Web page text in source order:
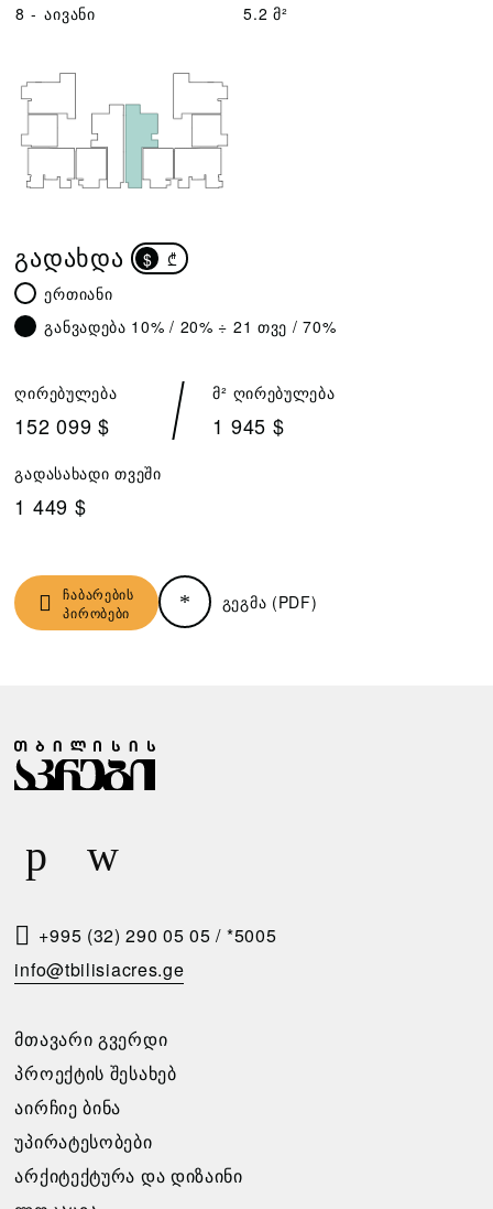
8 - აივანი 5.2 მ²
ᲒᲐᲓᲐᲮᲓᲐ $
₾
ერთიანი
განვადება 10% / 20% ÷ 21 თვე / 70%
ღირებულება
152 099 $
მ² ღირებულება
1 945 $
გადასახადი თვეში
1 449 $
ჩაბარების
პირობები
გეგმა (PDF)
Ჩ
Ა
Ა
Რ
Ბ
Ი
Პ
Ი
Რ
Ო
Ბ
Ზ
Ა
Ი
Ს
Ო
Თ
Ო
Ვ
Ნ
Ა
გთხოვთ
+995 (32) 290 05 05 / *5005
info@tbilisiacres.ge
ᲛᲗᲐᲕᲐᲠᲘ ᲒᲕᲔᲠᲓᲘ
ᲞᲠᲝᲔᲥᲢᲘᲡ ᲨᲔᲡᲐᲮᲔᲑ
ᲐᲘᲠᲩᲘᲔ ᲑᲘᲜᲐ
ᲣᲞᲘᲠᲐᲢᲔᲡᲝᲑᲔᲑᲘ
ᲐᲠᲥᲘᲢᲔᲥᲢᲣᲠᲐ ᲓᲐ ᲓᲘᲖᲐᲘᲜᲘ